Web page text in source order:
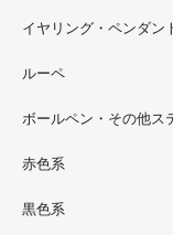
螺鈿ソフビでお世
シリーズ』紅里工
サリーとはまた違
イヤリング・ペンダン
ルーペ
ボールペン・その他ス
赤色系
黒色系